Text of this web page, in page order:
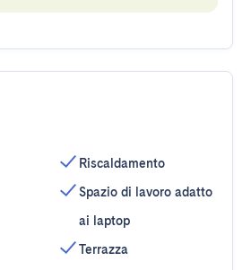
Riscaldamento
Spazio di lavoro adatto
ai laptop
Terrazza